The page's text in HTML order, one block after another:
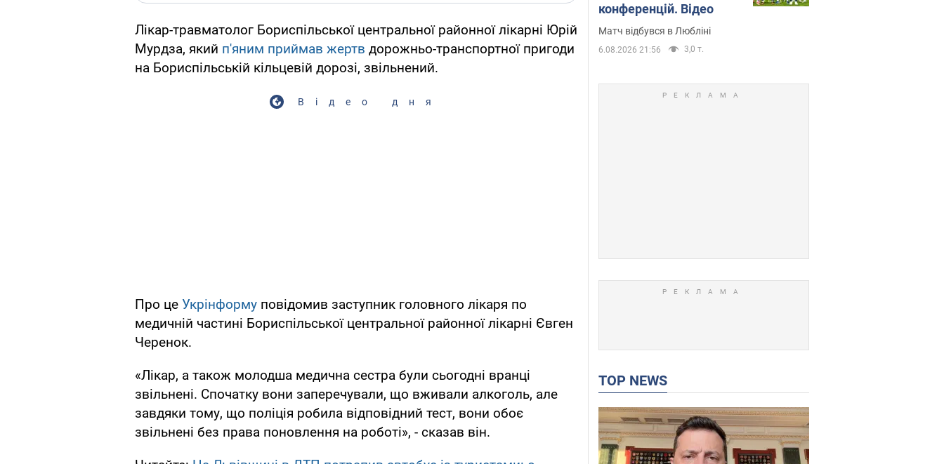
Лікар-травматолог Бориспільської центральної районної лікарні Юрій
Мурдза, який п'яним приймав жертв дорожньо-транспортної пригоди
на Бориспільській кільцевій дорозі, звільнений.
Відео дня
Про це Укрінформу повідомив заступник головного лікаря по
медичній частині Бориспільської центральної районної лікарні Євген
Черенок.
«Лікар, а також молодша медична сестра були сьогодні вранці
звільнені. Спочатку вони заперечували, що вживали алкоголь, але
завдяки тому, що поліція робила відповідний тест, вони обоє
звільнені без права поновлення на роботі», - сказав він.
конференцій. Відео
Матч відбувся в Любліні
6.08.2026 21:56 3,0 т.
TOP NEWS